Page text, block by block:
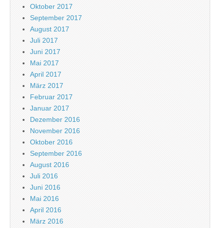
Oktober 2017
September 2017
August 2017
Juli 2017
Juni 2017
Mai 2017
April 2017
März 2017
Februar 2017
Januar 2017
Dezember 2016
November 2016
Oktober 2016
September 2016
August 2016
Juli 2016
Juni 2016
Mai 2016
April 2016
März 2016